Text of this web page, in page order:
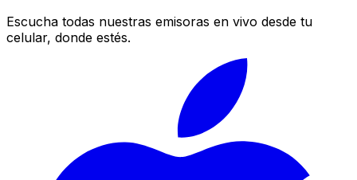
Escucha todas nuestras emisoras en vivo desde tu
celular, donde estés.